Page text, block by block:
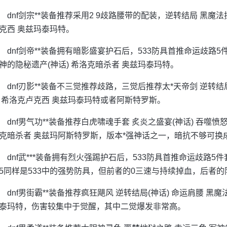
dnf剑宗**装备推荐采用2 9歧路腰带的配装，逆转结局 黑魔
西 奥兹玛泰玛特。
dnf剑帝**装备拥有暗影盛宴护石后，533防具首推命运歧路5
的隐秘遗产(神话) 希洛克暗杀者 奥兹玛泰玛特。
dnf刃影**装备不三觉推荐歧路，三觉后推荐太*天帝剑 逆转
洛克卢克西 奥兹玛泰玛特或者阿斯特罗斯。
dnf男气功**装备推荐白虎啸魂手套 炙炎之盛宴(神话) 吞噬愤
暗杀者 奥兹玛阿斯特罗斯，版本*强神话之一，暗抗不够可换
dnf武***装备拥有烈火强踢护石后，533防具首推命运歧路5
同样是533中的强势防具，但前者的0三速与持续掉血，后者
dnf男街霸**装备推荐疯狂飓风 逆转结局(神话) 命运肩腰 黑魔
玛特，伤害较集中于觉醒，其中二觉爆发非常高。